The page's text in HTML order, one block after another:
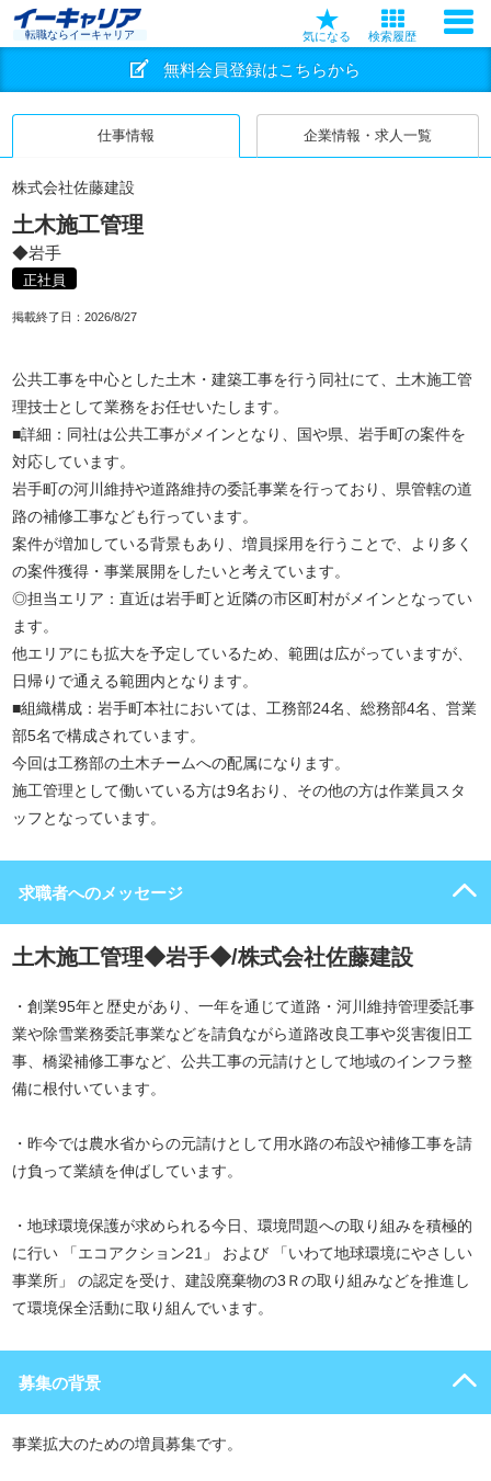
転職ならイーキャリア 気になる 検索履歴
無料会員登録はこちらから
仕事情報 企業情報・求人一覧
株式会社佐藤建設
土木施工管理
◆岩手
正社員
掲載終了日： 2026/8/27
公共工事を中心とした土木・建築工事を行う同社にて、土木施工管
理技士として業務をお任せいたします。
■詳細：同社は公共工事がメインとなり、国や県、岩手町の案件を
対応しています。
岩手町の河川維持や道路維持の委託事業を行っており、県管轄の道
路の補修工事なども行っています。
案件が増加している背景もあり、増員採用を行うことで、より多く
の案件獲得・事業展開をしたいと考えています。
◎担当エリア：直近は岩手町と近隣の市区町村がメインとなってい
ます。
他エリアにも拡大を予定しているため、範囲は広がっていますが、
日帰りで通える範囲内となります。
■組織構成：岩手町本社においては、工務部24名、総務部4名、営業
部5名で構成されています。
今回は工務部の土木チームへの配属になります。
施工管理として働いている方は9名おり、その他の方は作業員スタ
ッフとなっています。
求職者へのメッセージ
土木施工管理◆岩手◆/株式会社佐藤建設
・創業95年と歴史があり、一年を通じて道路・河川維持管理委託事
業や除雪業務委託事業などを請負ながら道路改良工事や災害復旧工
事、橋梁補修工事など、公共工事の元請けとして地域のインフラ整
備に根付いています。
・昨今では農水省からの元請けとして用水路の布設や補修工事を請
け負って業績を伸ばしています。
・地球環境保護が求められる今日、環境問題への取り組みを積極的
に行い 「エコアクション21」 および 「いわて地球環境にやさしい
事業所」 の認定を受け、建設廃棄物の3Ｒの取り組みなどを推進し
て環境保全活動に取り組んでいます。
募集の背景
事業拡大のための増員募集です。